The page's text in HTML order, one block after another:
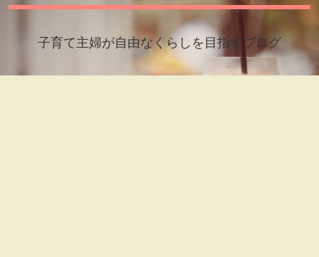
子育て主婦が自由なくらしを目指すブログ